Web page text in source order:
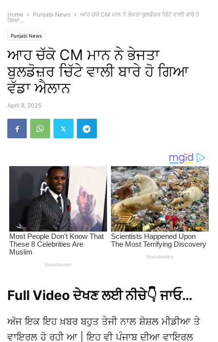
Home Punjabi News
ਆਹ ਚੱਕੋ CM ਮਾਨ ਨੇ ਭੇਜਤਾ ਬੁਲਡੋਜ਼ਰ ਚਿੱਟੇ ਵਾਲੀ ਬਾਰੇ ਹੋ
ਗਿਆ...
Punjabi News
ਆਹ ਚੱਕੋ CM ਮਾਨ ਨੇ ਭੇਜਤਾ
ਬੁਲਡੋਜ਼ਰ ਚਿੱਟੇ ਵਾਲੀ ਬਾਰੇ ਹੋ ਗਿਆ
ਵੱਡਾ ਐਲਾਨ
April 8, 2025
Full Video ਦੇਖਣ ਲਈ ਨੀਚੇ👇 ਜਾਓ…
ਅੱਜ ਇਕ ਇਹ ਖ਼ਬਰ ਬਹੁਤ ਤੇਜੀ ਨਾਲ ਸ਼ੋਸ਼ਲ ਮੀਡੀਆ ਤੇ
ਵਾਇਰਲ ਹੋ ਰਹੀ ਆ | ਇਹ ਵੀ ਪੰਜਾਬ ਦੀਆ ਵਾਇਰਲ